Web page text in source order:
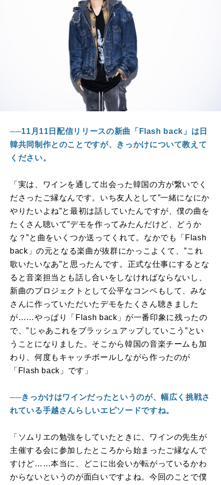
──11月11日配信リリースの新曲「Flash back」は日
韓共同制作とのことですが、きっかけについて教えて
ください。
「実は、ワインを通して出会った韓国の方が繋いでく
ださったご縁なんです。いち友人として”一緒になにか
やりたいよね”と最初は話していたんですが、僕の曲を
たくさん聴いて”デモを作ってみたんだけど、どうか
な？”と曲をいくつか送ってくれて。なかでも「 Flash
back 」の元となる楽曲が抜群にかっこよくて、”これ
歌いたいなあ”と思ったんです。正式な仕事にするとな
ると音楽担当とも話し合いをしなければならないし、
新曲のプロジェクトとして公平なコンペもして、みな
さんに作っていただいたデモをたくさん聴きました
が……やっぱり「 Flash back 」が一番印象に残ったの
で、”じゃあこれをブラッシュアップしていこう”とい
うことになりました。そこから韓国の音楽チームも加
わり、何度もキャッチボールしながら作ったのが
「 Flash back 」です」
──きっかけはワインだったというのが、幅広く挑戦さ
れている手越さんらしいエピソードですね。
「ソムリエの勉強をしていたときに、ワインの先生が
主催する会に参加したところから始まったご縁なんで
すけど……本当に、どこに出会いが転がっているかわ
からないというのが面白いですよね。今回のことで僕